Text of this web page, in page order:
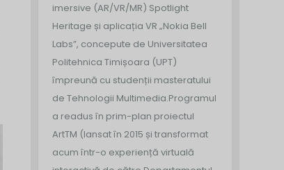
imersive (AR/VR/MR) Spotlight
Heritage și aplicația VR „Nokia Bell
Labs”, concepute de Universitatea
Politehnica Timișoara (UPT)
împreună cu studenții masteratului
de Tehnologii Multimedia.Programul
a readus în prim-plan proiectul
ArtTM (lansat în 2015 și transformat
acum într-o experiență virtuală